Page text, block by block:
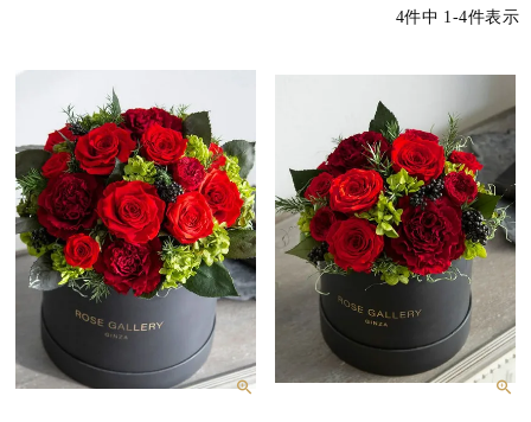
4件中 1 -4件表示